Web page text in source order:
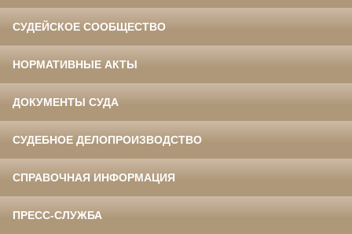
СУДЕЙСКОЕ СООБЩЕСТВО
НОРМАТИВНЫЕ АКТЫ
ДОКУМЕНТЫ СУДА
СУДЕБНОЕ ДЕЛОПРОИЗВОДСТВО
СПРАВОЧНАЯ ИНФОРМАЦИЯ
ПРЕСС-СЛУЖБА